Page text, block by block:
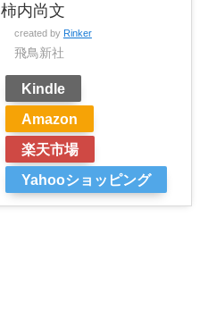
柿内尚文
created by Rinker
飛鳥新社
Kindle
Amazon
楽天市場
Yahooショッピング